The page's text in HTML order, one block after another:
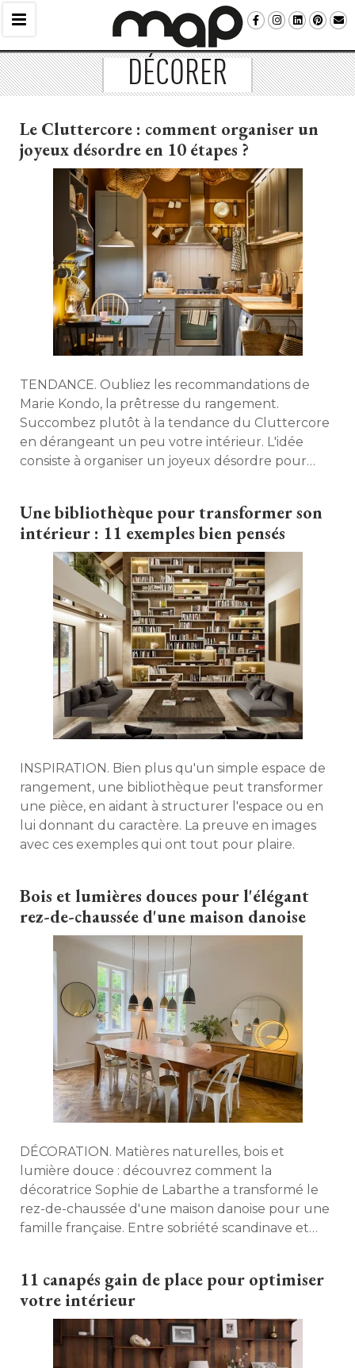
DÉCORER
Le Cluttercore : comment organiser un
joyeux désordre en 10 étapes ?
TENDANCE. Oubliez les recommandations de
Marie Kondo, la prêtresse du rangement.
Succombez plutôt à la tendance du Cluttercore
en dérangeant un peu votre intérieur. L'idée
consiste à organiser un joyeux désordre pour
conseils de Maison à part.
Une bibliothèque pour transformer son
intérieur : 11 exemples bien pensés
INSPIRATION. Bien plus qu'un simple espace de
rangement, une bibliothèque peut transformer
une pièce, en aidant à structurer l'espace ou en
lui donnant du caractère. La preuve en images
avec ces exemples qui ont tout pour plaire.
Bois et lumières douces pour l'élégant
rez-de-chaussée d'une maison danoise
DÉCORATION. Matières naturelles, bois et
lumière douce : découvrez comment la
décoratrice Sophie de Labarthe a transformé le
rez-de-chaussée d'une maison danoise pour une
famille française. Entre sobriété scandinave et
11 canapés gain de place pour optimiser
votre intérieur